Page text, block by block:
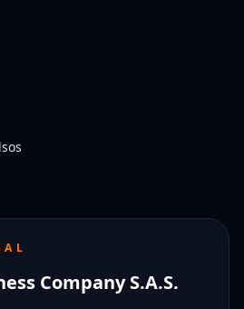
Company S.A.S.